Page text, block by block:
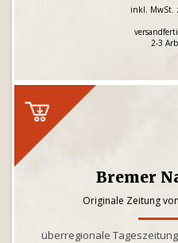
inkl. MwSt.
2-3
Bremer
Originale Zeitung
überregionale